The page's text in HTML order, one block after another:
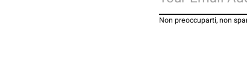
Non preoccuparti, non